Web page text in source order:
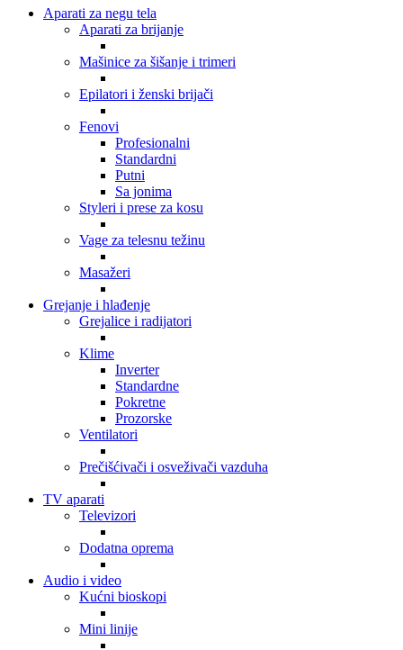
Aparati za negu tela
Aparati za brijanje
Mašinice za šišanje i trimeri
Epilatori i ženski brijači
Fenovi
Profesionalni
Standardni
Putni
Sa jonima
Styleri i prese za kosu
Vage za telesnu težinu
Masažeri
Grejanje i hlađenje
Grejalice i radijatori
Klime
Inverter
Standardne
Pokretne
Prozorske
Ventilatori
Prečišćivači i osveživači vazduha
TV aparati
Televizori
Dodatna oprema
Audio i video
Kućni bioskopi
Mini linije